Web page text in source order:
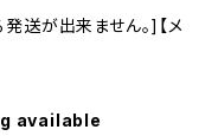
が出来ません。]【メ
available